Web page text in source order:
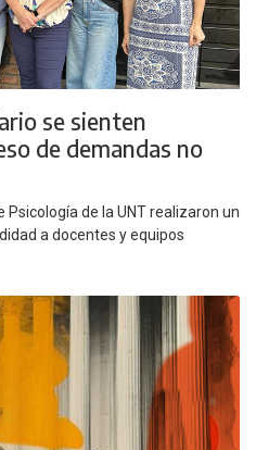
se sienten
de demandas no
de la UNT realizaron un
a docentes y equipos